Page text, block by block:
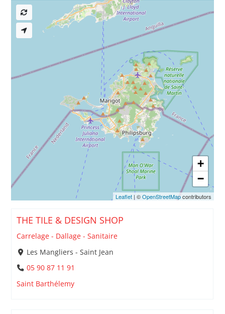
THE TILE & DESIGN SHOP
Carrelage - Dallage - Sanitaire
Les Mangliers - Saint Jean
05 90 87 11 91
Saint Barthélemy
+
−
Leaflet| ©OpenStreetMapcontributors